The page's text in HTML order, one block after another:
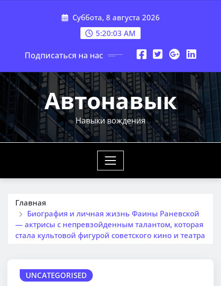
Суббота, 8 августа 2026
5:20:04 AM
Подписаться на нас
Автонавык
Навыки вождения
Главная
Биография и личная жизнь Фаины Раневской
— актрисы с непревзойденным талантом, которая
стала культовой фигурой советского кино и театра
UNCATEGORISED